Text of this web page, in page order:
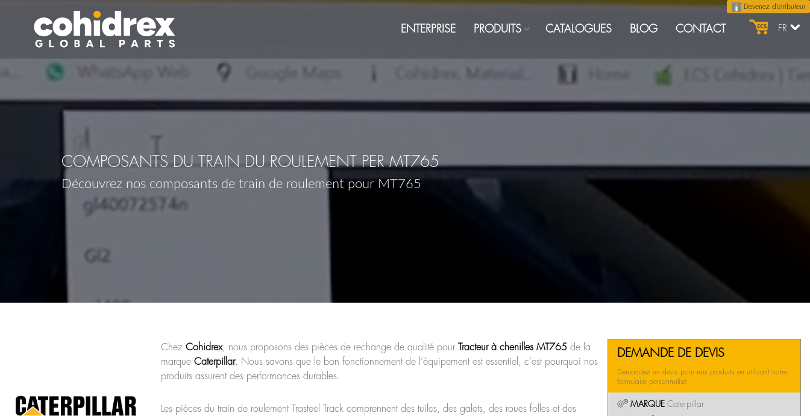
Devenez distributeur
FR
ENTERPRISE PRODUITS CATALOGUES BLOG CONTACT
COMPOSANTS DU TRAIN DU ROULEMENT PER MT765
Découvrez nos composants de train de roulement pour MT765
Chez Cohidrex, nous proposons des pièces de rechange de qualité pour Tracteur à chenilles MT765 de la
marque Caterpillar. Nous savons que le bon fonctionnement de l’équipement est essentiel, c’est pourquoi nos
produits assurent des performances durables.
Les pièces du train de roulement Trasteel Track comprennent des tuiles, des galets, des roues folles et des
DEMANDE DE DEVIS
Demandez un devis pour nos produits en utilisant notre
formulaire personnalisé
MARQUE Caterpillar